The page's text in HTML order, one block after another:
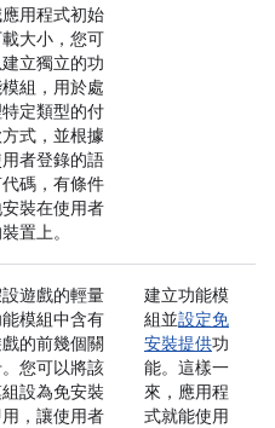
用程式初始
大小，您可
立獨立的功
組，用於處
定類型的付
式，並根據
者登錄的語
碼，有條件
裝在使用者
置上。
遊戲的輕量
模組中含有
的前幾個關
您可以將該
設為免安裝
，讓使用者
建立功能模
組並設定免
安裝提供功
能。這樣一
來，應用程
式就能使用